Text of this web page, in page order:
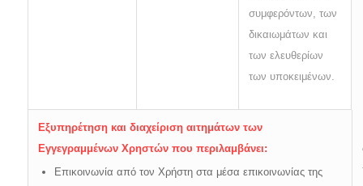
συμφερόντων, των
δικαιωμάτων και
των ελευθερίων
των υποκειμένων.
Εξυπηρέτηση και διαχείριση αιτημάτων των
Εγγεγραμμένων Χρηστών που περιλαμβάνει:
Επικοινωνία από τον Χρήστη στα μέσα επικοινωνίας της